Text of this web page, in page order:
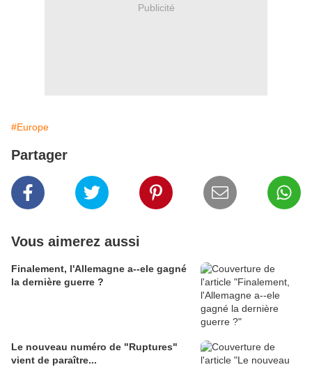
Publicité
#Europe
Partager
Vous aimerez aussi
Finalement, l'Allemagne a--ele gagné
la dernière guerre ?
Le nouveau numéro de "Ruptures"
vient de paraître...